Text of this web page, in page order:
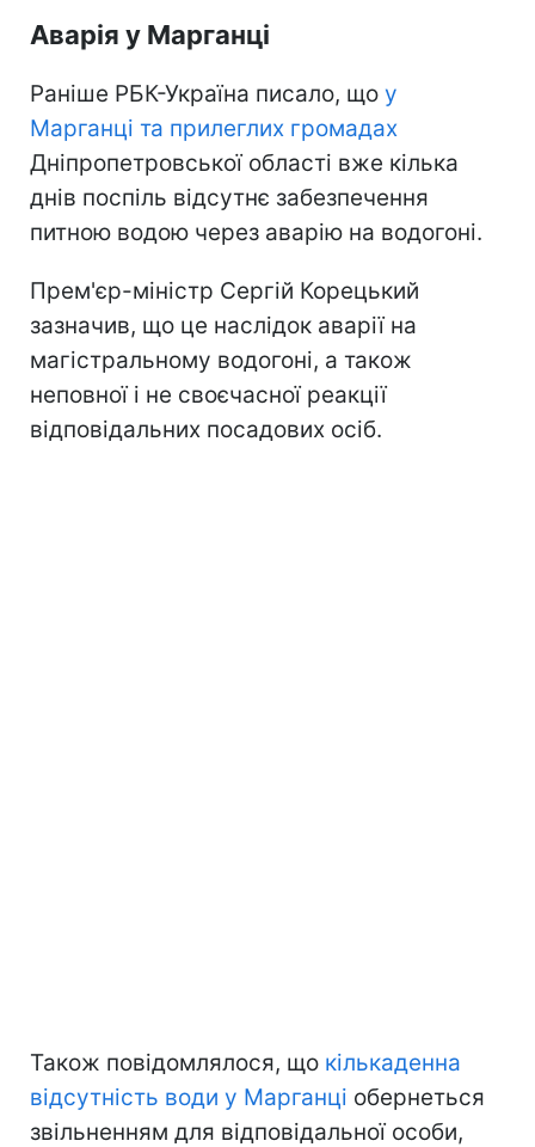
Аварія у Марганці
Раніше РБК-Україна писало, що у
Марганці та прилеглих громадах
Дніпропетровської області вже кілька
днів поспіль відсутнє забезпечення
питною водою через аварію на водогоні.
Прем'єр-міністр Сергій Корецький
зазначив, що це наслідок аварії на
магістральному водогоні, а також
неповної і не своєчасної реакції
відповідальних посадових осіб.
Також повідомлялося, що кількаденна
відсутність води у Марганці обернеться
звільненням для відповідальної особи,